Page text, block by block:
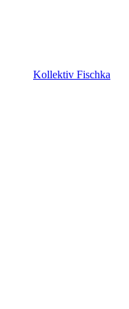
Kollektiv Fischka